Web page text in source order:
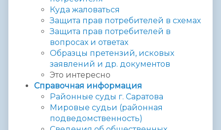
Куда жаловаться
Защита прав потребителей в схемах
Защита прав потребителей в
вопросах и ответах
Образцы претензий, исковых
заявлений и др. документов
Это интересно
Справочная информация
Районные суды г. Саратова
Мировые судьи (районная
подведомственность)